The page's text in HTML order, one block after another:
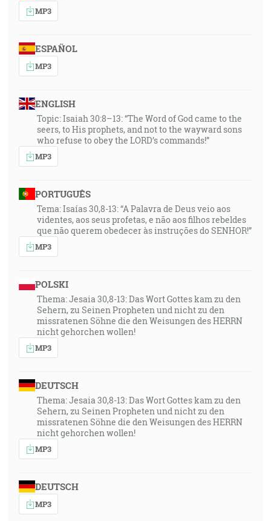
MP3
ESPAÑOL
MP3
ENGLISH
Topic: Isaiah 30:8–13: “The Word of God came to the
seers, to His prophets, and not to the wayward sons
who refuse to obey the LORD’s commands!”
MP3
PORTUGUÊS
Tema: Isaías 30,8-13: “A Palavra de Deus veio aos
videntes, aos seus profetas, e não aos filhos rebeldes
que não querem obedecer às instruções do SENHOR!”
MP3
POLSKI
Thema: Jesaia 30,8-13: Das Wort Gottes kam zu den
Sehern, zu Seinen Propheten und nicht zu den
missratenen Söhne die den Weisungen des HERRN
nicht gehorchen wollen!
MP3
DEUTSCH
Thema: Jesaia 30,8-13: Das Wort Gottes kam zu den
Sehern, zu Seinen Propheten und nicht zu den
missratenen Söhne die den Weisungen des HERRN
nicht gehorchen wollen!
MP3
DEUTSCH
MP3